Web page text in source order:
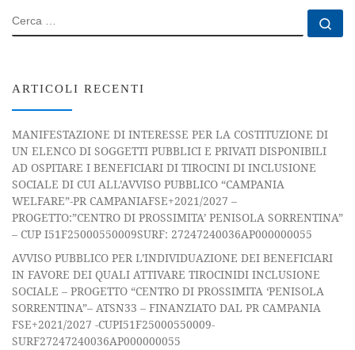
CERCA
ARTICOLI RECENTI
MANIFESTAZIONE DI INTERESSE PER LA COSTITUZIONE DI
UN ELENCO DI SOGGETTI PUBBLICI E PRIVATI DISPONIBILI
AD OSPITARE I BENEFICIARI DI TIROCINI DI INCLUSIONE
SOCIALE DI CUI ALL’AVVISO PUBBLICO “CAMPANIA
WELFARE”-PR CAMPANIAFSE+2021/2027 –
PROGETTO:”CENTRO DI PROSSIMITA’ PENISOLA SORRENTINA”
– CUP I51F25000550009SURF: 27247240036AP000000055
AVVISO PUBBLICO PER L’INDIVIDUAZIONE DEI BENEFICIARI
IN FAVORE DEI QUALI ATTIVARE TIROCINIDI INCLUSIONE
SOCIALE – PROGETTO “CENTRO DI PROSSIMITA ‘PENISOLA
SORRENTINA”– ATSN33 – FINANZIATO DAL PR CAMPANIA
FSE+2021/2027 -CUPI51F25000550009-
SURF27247240036AP000000055